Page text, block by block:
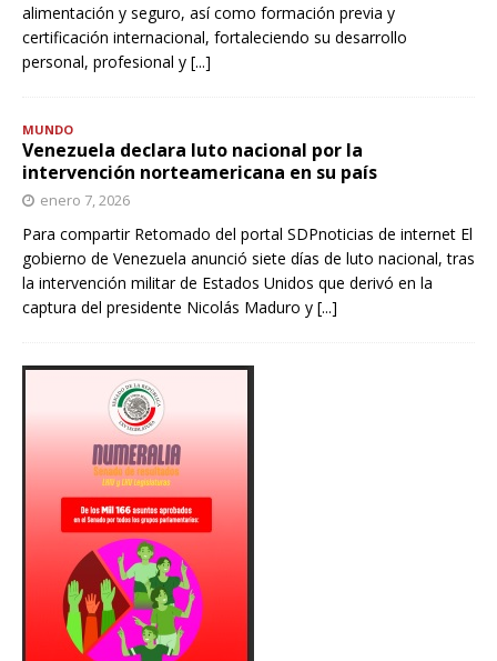
alimentación y seguro, así como formación previa y
certificación internacional, fortaleciendo su desarrollo
personal, profesional y [...]
MUNDO
Venezuela declara luto nacional por la
intervención norteamericana en su país
enero 7, 2026
Para compartir Retomado del portal SDPnoticias de internet El
gobierno de Venezuela anunció siete días de luto nacional, tras
la intervención militar de Estados Unidos que derivó en la
captura del presidente Nicolás Maduro y [...]